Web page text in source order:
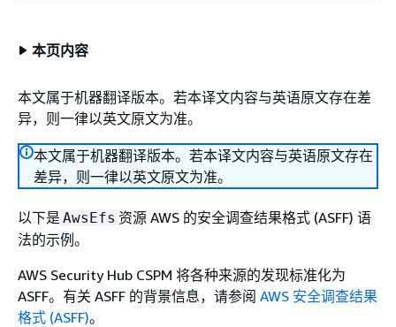
本页内容
本文属于机器翻译版本。若本译文内容与英语原文存在差
异，则一律以英文原文为准。
本文属于机器翻译版本。若本译文内容与英语原文存在
差异，则一律以英文原文为准。
以下是 AwsEfs 资源 AWS 的安全调查结果格式 (ASFF) 语
法的示例。
AWS Security Hub CSPM 将各种来源的发现标准化为
ASFF。有关 ASFF 的背景信息，请参阅 AWS 安全调查结果
格式 (ASFF)。